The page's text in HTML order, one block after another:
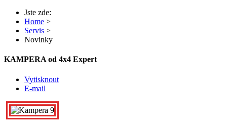
Jste zde:
Home >
Servis >
Novinky
KAMPERA od 4x4 Expert
Vytisknout
E-mail